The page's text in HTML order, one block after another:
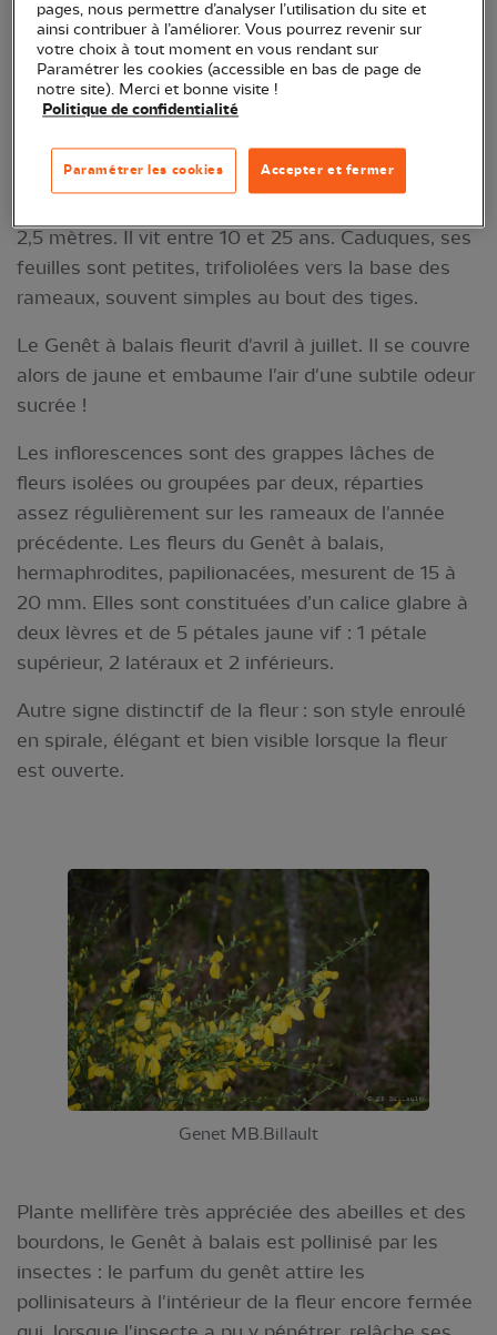
Sous mes paupières, de Gaël Faye, Grand Corps
Malade et Ben Mazué.
Description morphologique
Arbrisseau sans épines à rameaux dressés, ses
jeunes tiges sont vertes, anguleuses, glabres, fines
2,5 mètres. Il vit entre 10 et 25 ans. Caduques, ses
feuilles sont petites, trifoliolées vers la base des
rameaux, souvent simples au bout des tiges.
Le Genêt à balais fleurit d'avril à juillet. Il se couvre
alors de jaune et embaume l'air d'une subtile odeur
sucrée !
Les inflorescences sont des grappes lâches de
fleurs isolées ou groupées par deux, réparties
assez régulièrement sur les rameaux de l'année
précédente. Les fleurs du Genêt à balais,
hermaphrodites, papilionacées, mesurent de 15 à
20 mm. Elles sont constituées d’un calice glabre à
deux lèvres et de 5 pétales jaune vif : 1 pétale
supérieur, 2 latéraux et 2 inférieurs.
Autre signe distinctif de la fleur : son style enroulé
en spirale, élégant et bien visible lorsque la fleur
est ouverte.
Genet MB.Billault
Plante mellifère très appréciée des abeilles et des
bourdons, le Genêt à balais est pollinisé par les
insectes : le parfum du genêt attire les
pollinisateurs à l'intérieur de la fleur encore fermée
pages, nous permettre d’analyser l’utilisation du site et
ainsi contribuer à l’améliorer. Vous pourrez revenir sur
votre choix à tout moment en vous rendant sur
Paramétrer les cookies (accessible en bas de page de
notre site). Merci et bonne visite !
Politique de confidentialité
Accepter et fermer
Paramétrer les cookies